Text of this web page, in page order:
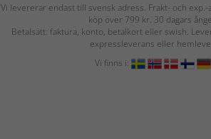
Vi levererar endast till svensk adress. Frakt- och
köp över 799 kr. 30 dagars
Betalsätt: faktura, konto, betalkort eller swish.
expressleverans eller
Vi finns i: